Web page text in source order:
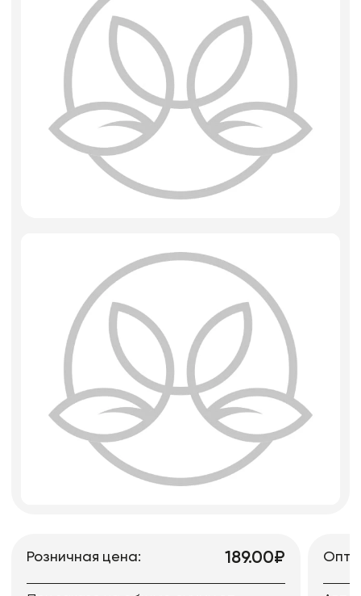
Искусственные цветы и растения
Декоративные вазы, кашпо
Игрушки мягкие
Розничная цена: 189.00₽